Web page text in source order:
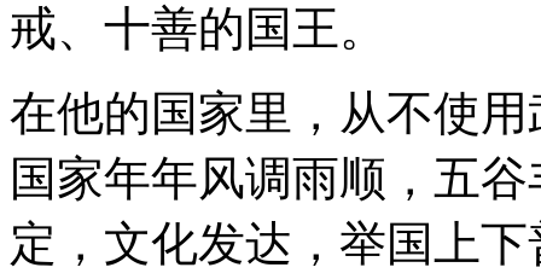
戒、十善的国王。
在他的国家里，从不使
国家年年风调雨顺，五
定，文化发达，举国上